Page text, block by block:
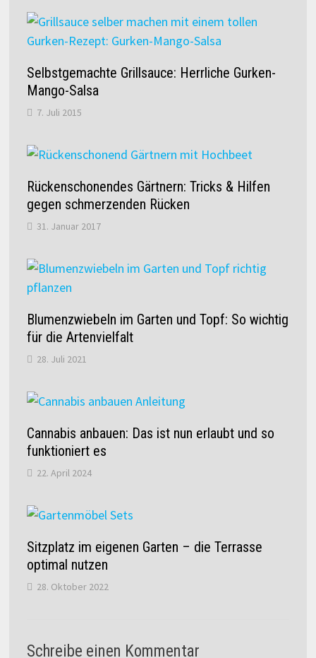
Selbstgemachte Grillsauce: Herrliche Gurken-
Mango-Salsa
7. Juli 2015
Rückenschonendes Gärtnern: Tricks & Hilfen
gegen schmerzenden Rücken
31. Januar 2017
Blumenzwiebeln im Garten und Topf: So wichtig
für die Artenvielfalt
28. Juli 2021
Cannabis anbauen: Das ist nun erlaubt und so
funktioniert es
22. April 2024
Sitzplatz im eigenen Garten – die Terrasse
optimal nutzen
28. Oktober 2022
Schreibe einen Kommentar